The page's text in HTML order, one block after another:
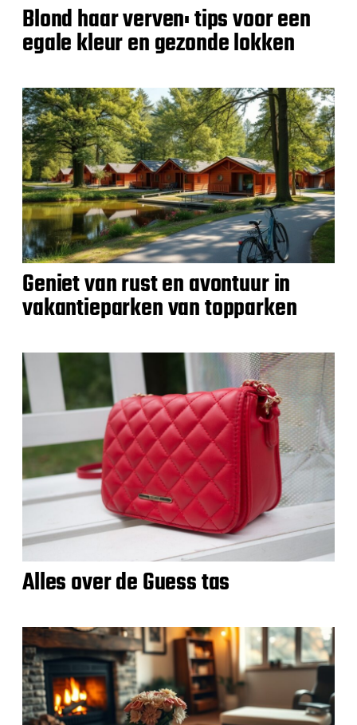
Blond haar verven: tips voor een
egale kleur en gezonde lokken
Geniet van rust en avontuur in
vakantieparken van topparken
Alles over de Guess tas